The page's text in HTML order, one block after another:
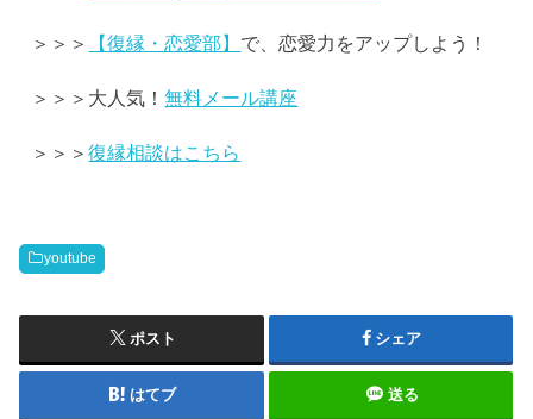
＞＞＞ 【復縁・恋愛部】 で、恋愛力をアップしよう！
＞＞＞大人気！無料メール講座
＞＞＞復縁相談はこちら
youtube
ポスト シェア
はてブ 送る